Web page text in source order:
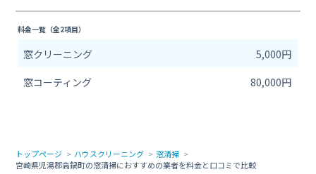
料金一覧（全2項目）
窓クリーニング
5,000円
窓コーティング
80,000円
トップページ ハウスクリーニング
窓清掃
宮崎県児湯郡高鍋町の窓清掃におすすめの業者を料金と口コミで比較